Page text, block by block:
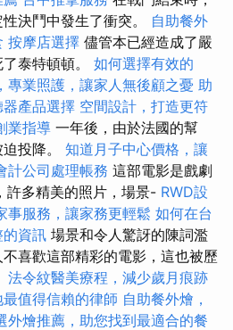
決鬥中發生了衝突。 自助餐外
按摩店選擇 儘管本已經造成了嚴
泰特頓頓。 如何選擇有效的
專業照護，讓家人無後顧之憂 助
產品選擇 空間設計，打造更符
業指導 一年後，由於法國的幫
投降。 知道月子中心價格，讓
計公司處理帳務 這部電影是戲劇
許多精美的照片，場景- RWD設
事服務，讓家務更輕鬆 如何在台
資訊 場景和令人驚訝的陳詞濫
喜歡這部精彩的電影，這也被歷
法令紋醫美療程，減少歲月痕跡
值得信賴的律師 自助餐外燴，
外燴推薦，助您找到最適合的餐